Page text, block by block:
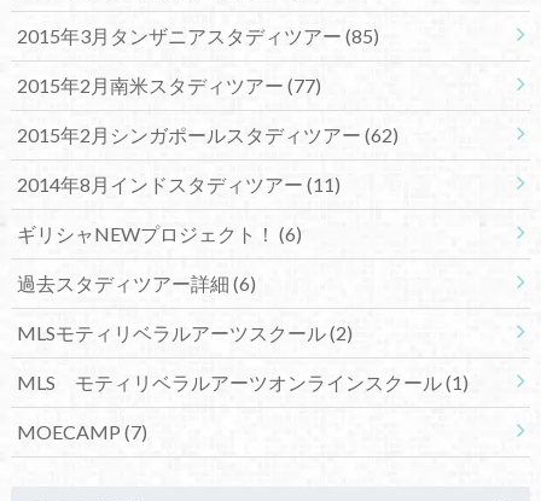
2015年3月タンザニアスタディツアー (85)
2015年2月南米スタディツアー (77)
2015年2月シンガポールスタディツアー (62)
2014年8月インドスタディツアー (11)
ギリシャNEWプロジェクト！ (6)
過去スタディツアー詳細 (6)
MLSモティリベラルアーツスクール(2)
MLS モティリベラルアーツオンラインスクール(1)
MOECAMP (7)